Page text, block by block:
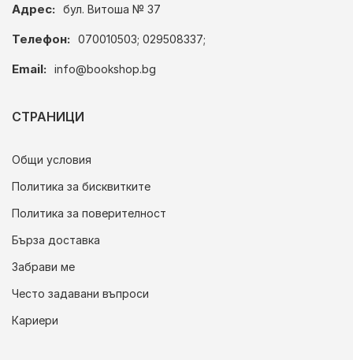
Адрес: бул. Витоша № 37
Телефон: 070010503; 029508337;
Email: info@bookshop.bg
СТРАНИЦИ
Общи условия
Политика за бисквитките
Политика за поверителност
Бърза доставка
Забрави ме
Често задавани въпроси
Кариери